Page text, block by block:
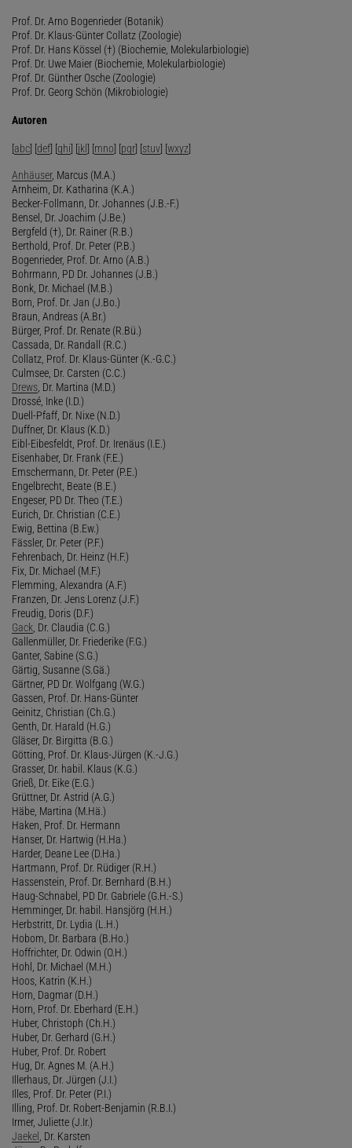
Prof. Dr. Arno Bogenrieder (Botanik)
Prof. Dr. Klaus-Günter Collatz (Zoologie)
Prof. Dr. Hans Kössel (†) (Biochemie, Molekularbiologie)
Prof. Dr. Uwe Maier (Biochemie, Molekularbiologie)
Prof. Dr. Günther Osche (Zoologie)
Prof. Dr. Georg Schön (Mikrobiologie)
Autoren
[abc] [def] [ghi] [jkl] [mno] [pqr] [stuv] [wxyz]
Anhäuser, Marcus (M.A.)
Arnheim, Dr. Katharina (K.A.)
Becker-Follmann, Dr. Johannes (J.B.-F.)
Bensel, Dr. Joachim (J.Be.)
Bergfeld (†), Dr. Rainer (R.B.)
Berthold, Prof. Dr. Peter (P.B.)
Bogenrieder, Prof. Dr. Arno (A.B.)
Bohrmann, PD Dr. Johannes (J.B.)
Bonk, Dr. Michael (M.B.)
Born, Prof. Dr. Jan (J.Bo.)
Braun, Andreas (A.Br.)
Bürger, Prof. Dr. Renate (R.Bü.)
Cassada, Dr. Randall (R.C.)
Collatz, Prof. Dr. Klaus-Günter (K.-G.C.)
Culmsee, Dr. Carsten (C.C.)
Drews , Dr. Martina (M.D.)
Drossé, Inke (I.D.)
Duell-Pfaff, Dr. Nixe (N.D.)
Duffner, Dr. Klaus (K.D.)
Eibl-Eibesfeldt, Prof. Dr. Irenäus (I.E.)
Eisenhaber, Dr. Frank (F.E.)
Emschermann, Dr. Peter (P.E.)
Engelbrecht, Beate (B.E.)
Engeser, PD Dr. Theo (T.E.)
Eurich, Dr. Christian (C.E.)
Ewig, Bettina (B.Ew.)
Fässler, Dr. Peter (P.F.)
Fehrenbach, Dr. Heinz (H.F.)
Fix, Dr. Michael (M.F.)
Flemming, Alexandra (A.F.)
Franzen, Dr. Jens Lorenz (J.F.)
Freudig, Doris (D.F.)
Gack , Dr. Claudia (C.G.)
Gallenmüller, Dr. Friederike (F.G.)
Ganter, Sabine (S.G.)
Gärtig, Susanne (S.Gä.)
Gärtner, PD Dr. Wolfgang (W.G.)
Gassen, Prof. Dr. Hans-Günter
Geinitz, Christian (Ch.G.)
Genth, Dr. Harald (H.G.)
Gläser, Dr. Birgitta (B.G.)
Götting, Prof. Dr. Klaus-Jürgen (K.-J.G.)
Grasser, Dr. habil. Klaus (K.G.)
Grieß, Dr. Eike (E.G.)
Grüttner, Dr. Astrid (A.G.)
Häbe, Martina (M.Hä.)
Haken, Prof. Dr. Hermann
Hanser, Dr. Hartwig (H.Ha.)
Harder, Deane Lee (D.Ha.)
Hartmann, Prof. Dr. Rüdiger (R.H.)
Hassenstein, Prof. Dr. Bernhard (B.H.)
Haug-Schnabel, PD Dr. Gabriele (G.H.-S.)
Hemminger, Dr. habil. Hansjörg (H.H.)
Herbstritt, Dr. Lydia (L.H.)
Hobom, Dr. Barbara (B.Ho.)
Hoffrichter, Dr. Odwin (O.H.)
Hohl, Dr. Michael (M.H.)
Hoos, Katrin (K.H.)
Horn, Dagmar (D.H.)
Horn, Prof. Dr. Eberhard (E.H.)
Huber, Christoph (Ch.H.)
Huber, Dr. Gerhard (G.H.)
Huber, Prof. Dr. Robert
Hug, Dr. Agnes M. (A.H.)
Illerhaus, Dr. Jürgen (J.I.)
Illes, Prof. Dr. Peter (P.I.)
Illing, Prof. Dr. Robert-Benjamin (R.B.I.)
Irmer, Juliette (J.Ir.)
Jaekel , Dr. Karsten